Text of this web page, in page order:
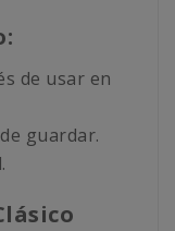
de usar en
guardar.